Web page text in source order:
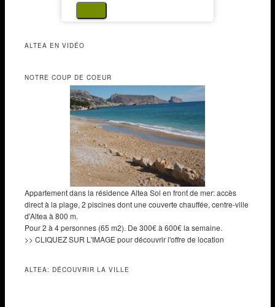
ALTEA EN VIDÉO
NOTRE COUP DE COEUR
Appartement dans la résidence Altea Sol en front de mer: accès
direct à la plage, 2 piscines dont une couverte chauffée, centre-ville
d'Altea à 800 m.
Pour 2 à 4 personnes (65 m2). De 300€ à 600€ la semaine.
>> CLIQUEZ SUR L'IMAGE pour découvrir l'offre de location
ALTEA: DÉCOUVRIR LA VILLE